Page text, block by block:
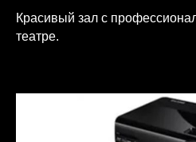
Красивый зал с
театре.